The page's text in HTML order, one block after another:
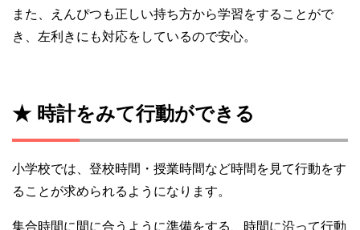
また、えんぴつも正しい持ち方から学習をすることがで
き、左利きにも対応をしているので安心。
★ 時計をみて行動ができる
小学校では、登校時間・授業時間など時間を見て行動をす
ることが求められるようになります。
集合時間に間に合うように準備をする、時間に沿って行動